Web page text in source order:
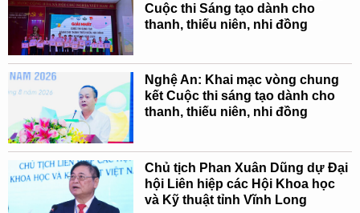
Cuộc thi Sáng tạo dành cho
thanh, thiếu niên, nhi đồng
Nghệ An: Khai mạc vòng chung
kết Cuộc thi sáng tạo dành cho
thanh, thiếu niên, nhi đồng
Chủ tịch Phan Xuân Dũng dự Đại
hội Liên hiệp các Hội Khoa học
và Kỹ thuật tỉnh Vĩnh Long